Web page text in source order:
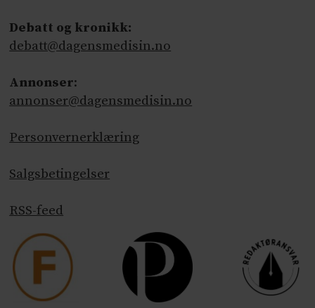
Debatt og kronikk:
debatt@dagensmedisin.no
Annonser:
annonser@dagensmedisin.no
Personvernerklæring
Salgsbetingelser
RSS-feed